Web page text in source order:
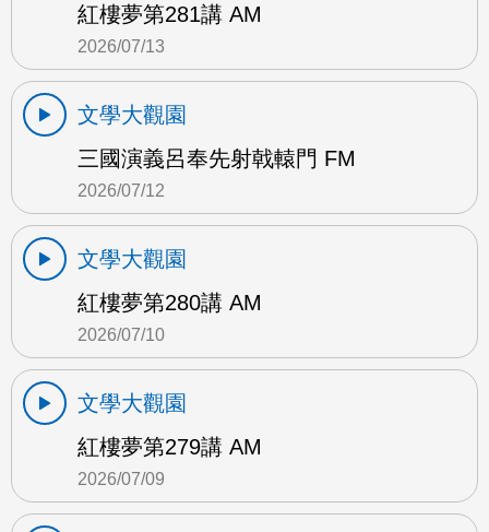
紅樓夢第281講 AM
2026/07/13
文學大觀園
三國演義呂奉先射戟轅門 FM
2026/07/12
文學大觀園
紅樓夢第280講 AM
2026/07/10
文學大觀園
紅樓夢第279講 AM
2026/07/09